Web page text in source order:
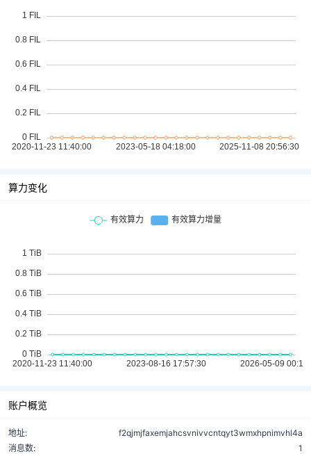
算力变化
账户概览
地址:
f2qjmjfaxemjahcsvnivvcntqyt3wmxhpnimvhl4a
消息数:
1